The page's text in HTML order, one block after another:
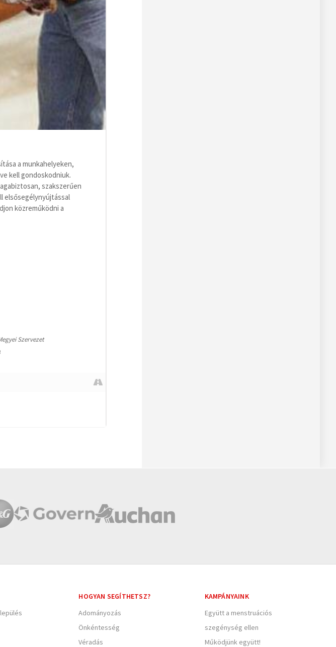
a munkahelyeken,
kell gondoskodniuk.
szakszerűen
elsősegélynyújtással
közreműködni a
Szervezet
HOGYAN SEGÍTHETSZ?
Adományozás
Önkéntesség
Véradás
KAMPÁNYAINK
Együtt a menstruációs
szegénység ellen
Működjünk együtt!